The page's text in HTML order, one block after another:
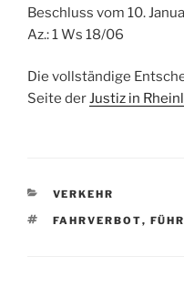
Beschluss vom 10.
Az.: 1 Ws 18/06
Die vollständige
Seite derJustiz in
KATEGORIEN
VERKEHR
SCHLAGWÖRTER
FAHRVERBOT,